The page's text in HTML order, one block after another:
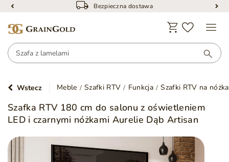
Bezpieczna dostawa
Wstecz Meble Szafki RTV Funkcja Szafki RTV na
Szafka RTV 180 cm do salonu z oświetleniem
LED i czarnymi nóżkami Aurelie Dąb Artisan